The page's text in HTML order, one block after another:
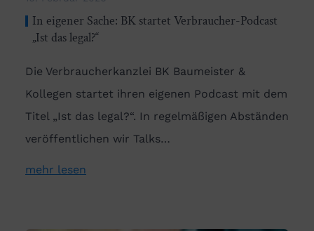
In eigener Sache: BK startet Verbraucher-Podcast
„Ist das legal?“
Die Verbraucherkanzlei BK Baumeister &
Kollegen startet ihren eigenen Podcast mit dem
Titel „Ist das legal?“. In regelmäßigen Abständen
veröffentlichen wir Talks…
mehr lesen